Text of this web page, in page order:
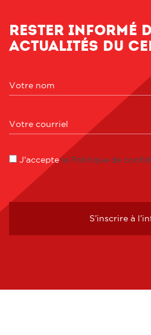
Rester informé
actualités du
J'acceptela Politique de
S’inscrire à